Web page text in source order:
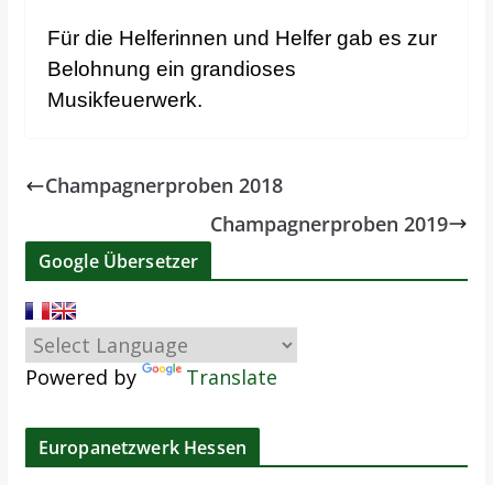
Für die Helferinnen und Helfer gab es zur
Belohnung ein grandioses
Musikfeuerwerk.
Champagnerproben 2018
Champagnerproben 2019
Google Übersetzer
Powered by Translate
Europanetzwerk Hessen